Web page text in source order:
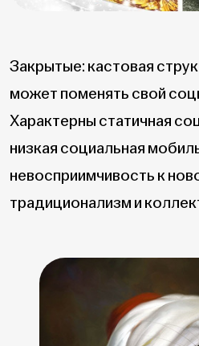
Закрытые: кастовая
может поменять свой
Характерны статичная
низкая социальная
невосприимчивость к
традиционализм и